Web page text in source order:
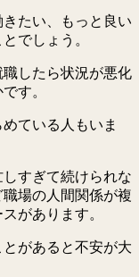
たい、もっと良い
でしょう。
したら状況が悪化
す。
ている人もいま
すぎて続けられな
場の人間関係が複
があります。
があると不安が大